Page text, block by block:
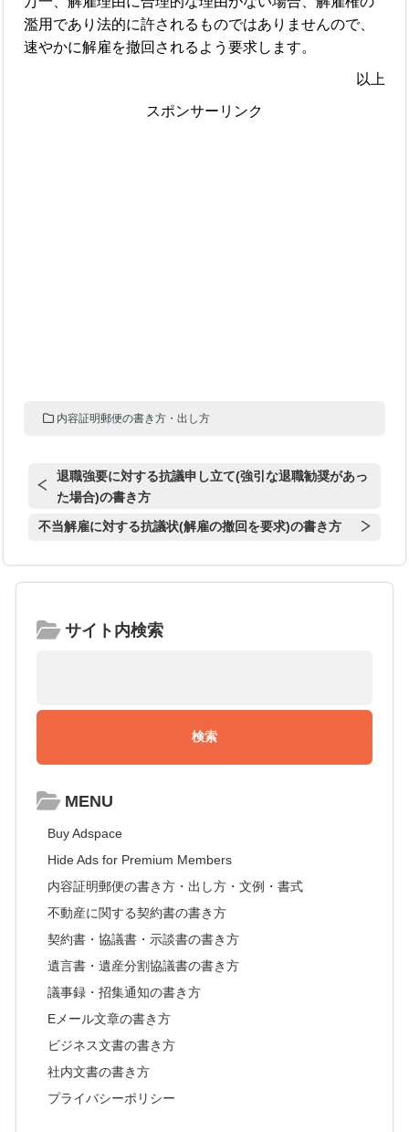
濫用であり法的に許されるものではありませんので、
速やかに解雇を撤回されるよう要求します。
以上
スポンサーリンク
内容証明郵便の書き方・出し方
退職強要に対する抗議申し立て(強引な退職勧奨があっ
た場合)の書き方
不当解雇に対する抗議状(解雇の撤回を要求)の書き方
サイト内検索
MENU
Buy Adspace
Hide Ads for Premium Members
内容証明郵便の書き方・出し方・文例・書式
不動産に関する契約書の書き方
契約書・協議書・示談書の書き方
遺言書・遺産分割協議書の書き方
議事録・招集通知の書き方
Eメール文章の書き方
ビジネス文書の書き方
社内文書の書き方
プライバシーポリシー